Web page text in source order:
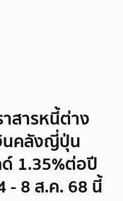
สารหนี้ต่าง
นคลังญี่ปุ่น
1.35%ต่อปี
- 8 ส.ค. 68 นี้